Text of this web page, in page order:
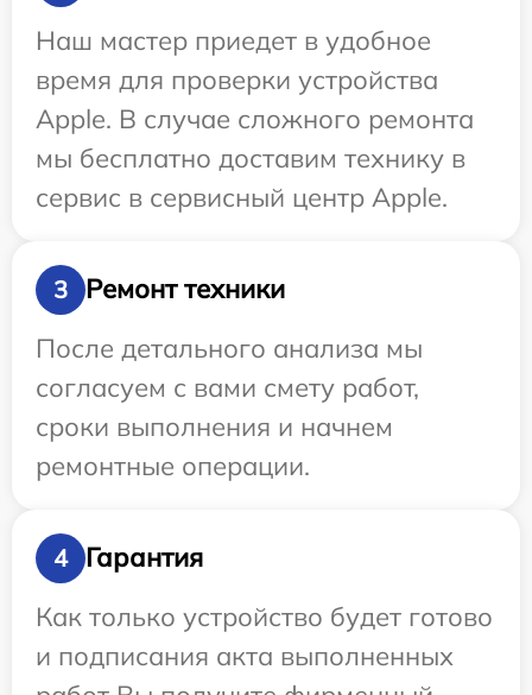
Наш мастер приедет в удобное
время для проверки устройства
Apple. В случае сложного ремонта
мы бесплатно доставим технику в
сервис в сервисный центр Apple.
3
Ремонт техники
После детального анализа мы
согласуем с вами смету работ,
сроки выполнения и начнем
ремонтные операции.
4
Гарантия
Как только устройство будет готово
и подписания акта выполненных